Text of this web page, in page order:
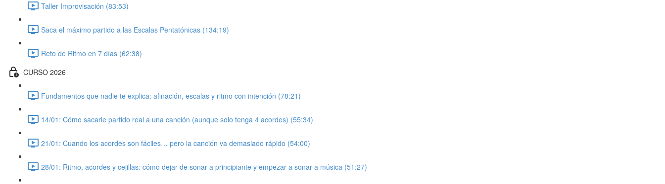
Taller Improvisación (83:53)
Saca el máximo partido a las Escalas Pentatónicas (134:19)
Reto de Ritmo en 7 días (62:38)
CURSO 2026
Fundamentos que nadie te explica: afinación, escalas y ritmo con intención (78:21)
14/01: Cómo sacarle partido real a una canción (aunque solo tenga 4 acordes) (55:34)
21/01: Cuando los acordes son fáciles… pero la canción va demasiado rápido (54:00)
28/01: Ritmo, acordes y cejillas: cómo dejar de sonar a principiante y empezar a sonar a música (51:27)